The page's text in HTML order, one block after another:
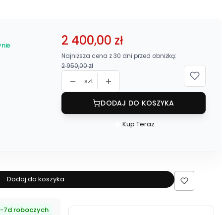
2 400,00 zł
Najniższa cena z 30 dni przed obniżką:
2 950,00 zł
szt.
DODAJ DO KOSZYKA
Szybki
tapicerowane
Kup Teraz
Dodaj do koszyka
7d roboczych